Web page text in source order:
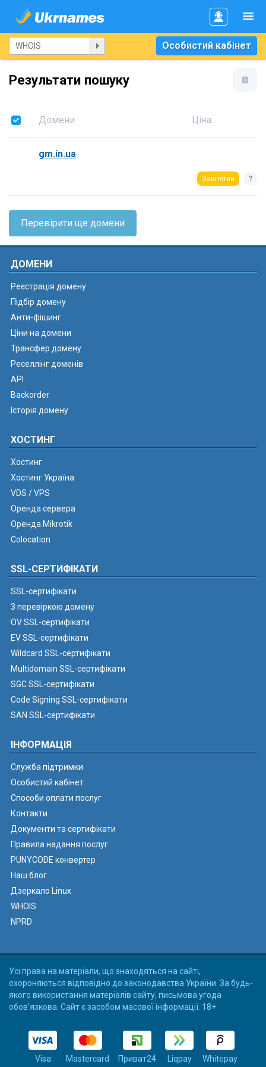
Особистий кабінет
Результати пошуку
Домени Ціна
gm.in.ua
Зайнятий ?
Перевірити ще домени
ДОМЕНИ
Реєстрація домену
Підбір домену
Анти-фішинг
Ціни на домени
Трансфер домену
Реселлінг доменів
API
Backorder
Історія домену
ХОСТИНГ
Хостинг
Хостинг Україна
VDS / VPS
Оренда сервера
Оренда Mikrotik
Colocation
SSL-СЕРТИФІКАТИ
SSL-сертифікати
З перевіркою домену
OV SSL-сертифікати
EV SSL-сертифікати
Wildcard SSL-сертифікати
Multidomain SSL-сертифікати
SGC SSL-сертифікати
Code Signing SSL-сертифікати
SAN SSL-сертифікати
ІНФОРМАЦІЯ
Служба підтримки
Особистий кабінет
Способи оплати послуг
Контакти
Документи та сертифікати
Правила надання послуг
PUNYCODE конвертер
Наш блог
Дзеркало Linux
WHOIS
NPRD
Усі права на матеріали, що знаходяться на сайті,
охороняються відповідно до законодавства України. За будь-
якого використання матеріалів сайту, письмова угода
обов'язкова. Сайт є засобом масової інформації. 18+
Visa Mastercard Приват24 Liqpay Whitepay